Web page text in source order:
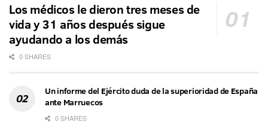
Los médicos le dieron tres meses de
vida y 31 años después sigue
ayudando a los demás
0 SHARES
Un informe del Ejército duda de la superioridad de España
ante Marruecos
0 SHARES